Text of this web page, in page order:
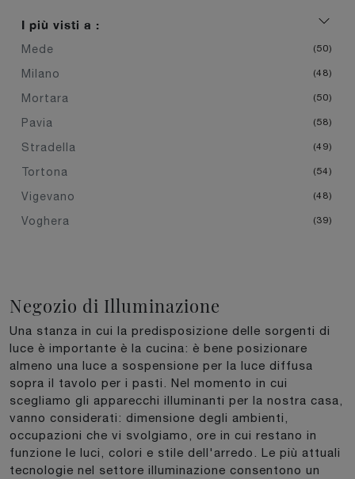
I più visti a :
Mede 50
Milano 48
Mortara 50
Pavia 58
Stradella 49
Tortona 54
Vigevano 48
Voghera 39
Negozio di Illuminazione
Una stanza in cui la predisposizione delle sorgenti di
luce è importante è la cucina: è bene posizionare
almeno una luce a sospensione per la luce diffusa
sopra il tavolo per i pasti. Nel momento in cui
scegliamo gli apparecchi illuminanti per la nostra casa,
vanno considerati: dimensione degli ambienti,
occupazioni che vi svolgiamo, ore in cui restano in
funzione le luci, colori e stile dell'arredo. Le più attuali
tecnologie nel settore illuminazione consentono un